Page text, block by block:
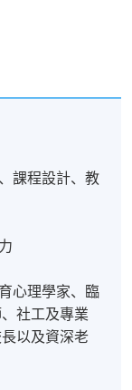
課程設計、教
心理學家、臨
社工及專業
以及資深老